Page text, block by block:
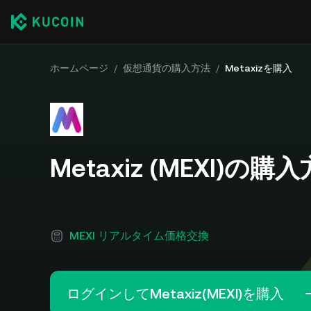
ホームページ / 仮想通貨の購入方法 / Metaxizを購入
Metaxiz (MEXI)の購入
MEXI リアルタイム価格交換
ログインしてMetaxiz(MEXI)を購入